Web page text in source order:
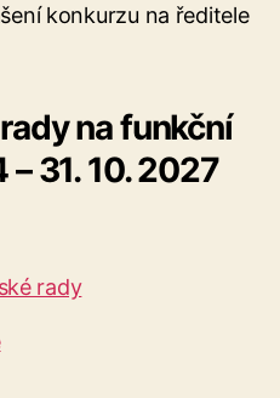
konkurzu na ředitele
na funkční
– 31. 10. 2027
rady